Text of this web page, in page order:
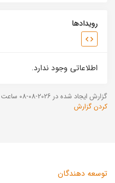
رویدادها
اطلاعاتی وجود ندارد.
گزارش ایجاد شده در 2026-08-08 ساعت 19:56:10 (UTC +03:30).
کردن گزارش
توسعه دهندگان